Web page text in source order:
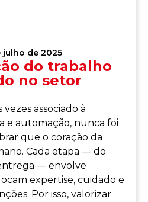
julho de 2025
do trabalho
no setor
associado à
e automação, nunca foi
que o coração da
Cada etapa — do
— envolve
expertise, cuidado e
Por isso, valorizar